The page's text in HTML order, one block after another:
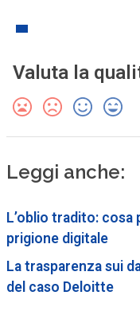
Valuta la
Leggi anche:
L’oblio tradito: cosa
prigione digitale
La trasparenza sui
del caso Deloitte